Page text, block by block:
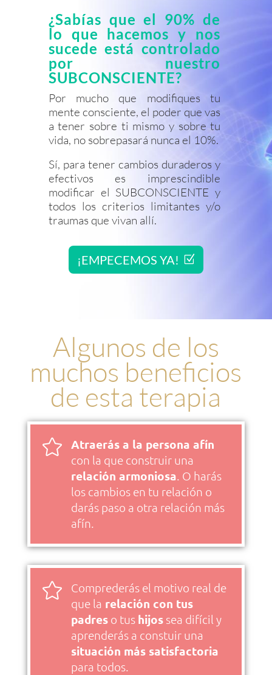
¿Sabías que el 90% de
lo que hacemos y nos
sucede está controlado
por nuestro
SUBCONSCIENTE?
Por mucho que modifiques tu
mente consciente, el poder que vas
a tener sobre ti mismo y sobre tu
vida, no sobrepasará nunca el 10%.
Sí, para tener cambios duraderos y
efectivos es imprescindible
modificar el SUBCONSCIENTE y
todos los criterios limitantes y/o
traumas que vivan allí.
¡EMPECEMOS YA!
Algunos de los
muchos beneficios
de esta terapia
 Atraerás a la persona afín
con la que construir una
relación armoniosa. O harás
los cambios en tu relación o
darás paso a otra relación más
afín.

Comprederás el motivo real de
que la relación con tus
padreso tus hijossea difícil y
aprenderás a constuir una
situación más satisfactoria
para todos.